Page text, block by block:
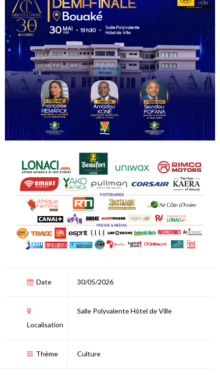
Date 30/05/2026
Localisation
Salle Polyvalente Hôtel de Ville
Thème Culture